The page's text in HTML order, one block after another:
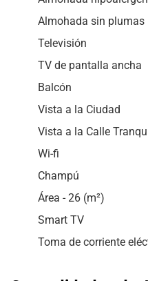
Almohada sin plumas
Televisión
TV de pantalla ancha
Balcón
Vista a la Ciudad
Vista a la Calle
Wi-fi
Champú
Área - 26 (m²)
Smart TV
Toma de corriente